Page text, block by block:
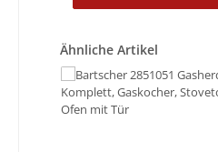
Produktgalerie überspringen
Ähnliche Artikel